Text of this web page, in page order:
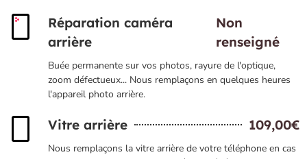
Réparation caméra
arrière
Non
renseigné
Buée permanente sur vos photos, rayure de l'optique,
zoom défectueux... Nous remplaçons en quelques heures
l'appareil photo arrière.
Vitre arrière 109,00€
Nous remplaçons la vitre arrière de votre téléphone en cas